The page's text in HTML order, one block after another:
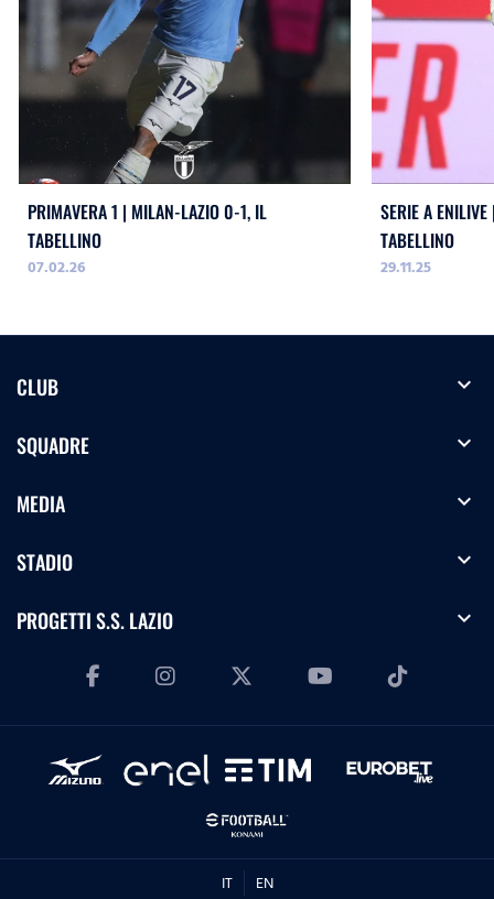
PRIMAVERA 1 | MILAN-LAZIO 0-1, IL
TABELLINO
07.02.26
SERIE A
TABELLINO
29.11.25
CLUB expand_more
SQUADRE expand_more
MEDIA expand_more
STADIO expand_more
PROGETTI S.S. LAZIO expand_more
IT EN